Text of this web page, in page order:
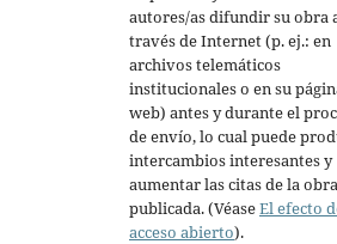
autores/as difundir su obra
través de Internet (p. ej.: en
archivos telemáticos
institucionales o en su
web) antes y durante el
de envío, lo cual puede
intercambios interesantes y
aumentar las citas de la obra
publicada. (VéaseEl efecto
acceso abierto).